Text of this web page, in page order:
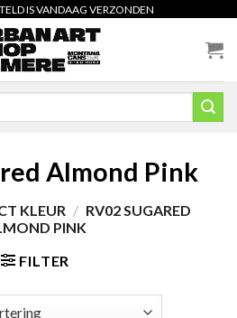
IS VANDAAG VERZONDEN
Almond Pink
KLEUR / RV02 SUGARED
PINK
FILTER